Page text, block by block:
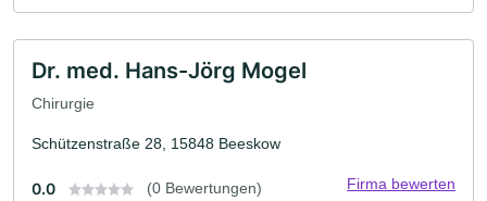
Dr. med. Hans-Jörg Mogel
Chirurgie
Schützenstraße 28, 15848 Beeskow
0.0 (0 Bewertungen) Firma bewerten